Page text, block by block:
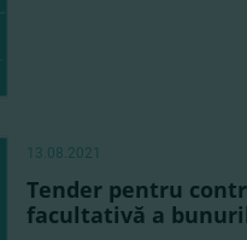
13.08.2021
Tender pentru
facultativă a